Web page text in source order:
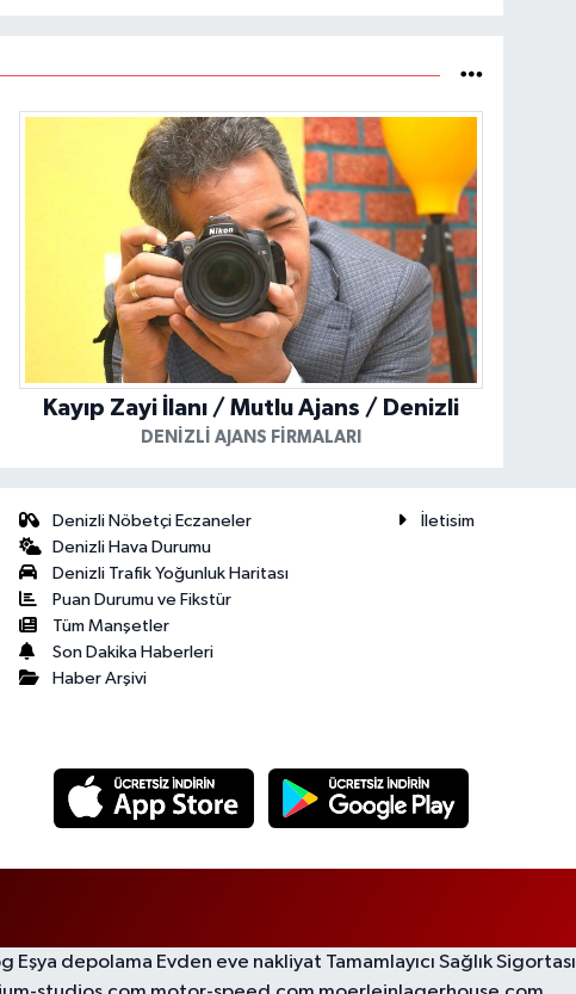
Kayıp Zayi İlanı / Mutlu Ajans / Denizli
DENIZLI AJANS FIRMALARI
Denizli Nöbetçi Eczaneler
Denizli Hava Durumu
Denizli Trafik Yoğunluk Haritası
Puan Durumu ve Fikstür
Tüm Manşetler
Son Dakika Haberleri
Haber Arşivi
İletisim
Eşya depolama Evden eve nakliyat Tamamlayıcı Sağlık Sigortası